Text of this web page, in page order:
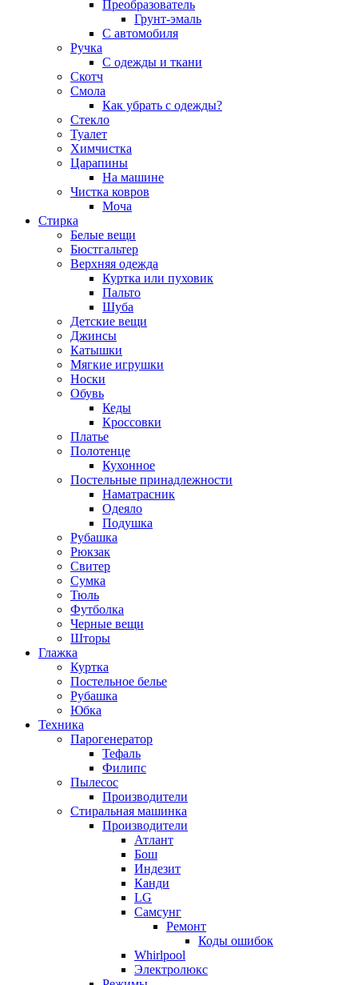
Преобразователь
Грунт-эмаль
С автомобиля
Ручка
С одежды и ткани
Скотч
Смола
Как убрать с одежды?
Стекло
Туалет
Химчистка
Царапины
На машине
Чистка ковров
Моча
Стирка
Белые вещи
Бюстгальтер
Верхняя одежда
Куртка или пуховик
Пальто
Шуба
Детские вещи
Джинсы
Катышки
Мягкие игрушки
Носки
Обувь
Кеды
Кроссовки
Платье
Полотенце
Кухонное
Постельные принадлежности
Наматрасник
Одеяло
Подушка
Рубашка
Рюкзак
Свитер
Сумка
Тюль
Футболка
Черные вещи
Шторы
Глажка
Куртка
Постельное белье
Рубашка
Юбка
Техника
Парогенератор
Тефаль
Филипс
Пылесос
Производители
Стиральная машинка
Производители
Атлант
Бош
Индезит
Канди
LG
Самсунг
Ремонт
Коды ошибок
Whirlpool
Электролюкс